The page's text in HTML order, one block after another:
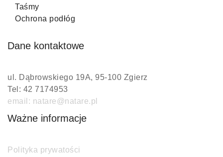
Taśmy
Ochrona podłóg
Dane kontaktowe
ul. Dąbrowskiego 19A, 95-100 Zgierz
Tel: 42 7174953
email: natare@natare.pl
Ważne informacje
Polityka prywatości